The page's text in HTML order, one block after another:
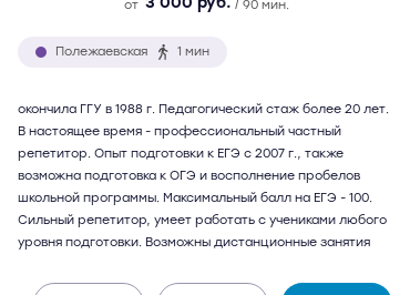
от / 90 мин.
Полежаевская 1 мин
окончила ГГУ в 1988 г. Педагогический стаж более 20 лет.
В настоящее время - профессиональный частный
репетитор. Опыт подготовки к ЕГЭ с 2007 г., также
возможна подготовка к ОГЭ и восполнение пробелов
школьной программы. Максимальный балл на ЕГЭ - 100.
Сильный репетитор, умеет работать с учениками любого
уровня подготовки. Возможны дистанционные занятия